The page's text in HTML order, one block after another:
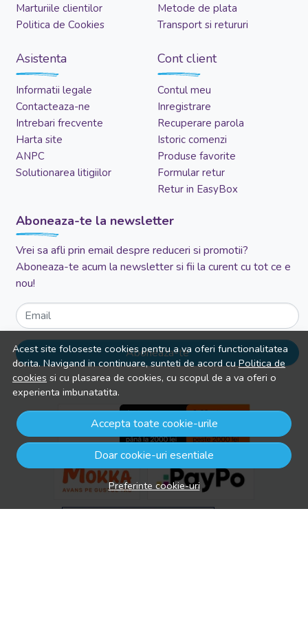
Acest site foloseste cookies pentru a va oferi functionalitatea
dorita. Navigand in continuare, sunteti de acord cuPolitica de
cookies si cu plasarea de cookies, cu scopul de a va oferi o
experienta imbunatatita.
Accepta toate cookie-urile
Doar cookie-uri esentiale
Preferinte cookie-uri
Marturiile clientilor
Politica de Cookies
Metode de plata
Transport si retururi
Asistenta
Informatii legale
Contacteaza-ne
Intrebari frecvente
Harta site
ANPC
Solutionarea litigiilor
Cont client
Contul meu
Inregistrare
Recuperare parola
Istoric comenzi
Produse favorite
Formular retur
Retur in EasyBox
Aboneaza-te la newsletter
Vrei sa afli prin email despre reduceri si promotii?
Aboneaza-te acum la newsletter si fii la curent cu tot ce e
nou!
Email
Aboneaza-te